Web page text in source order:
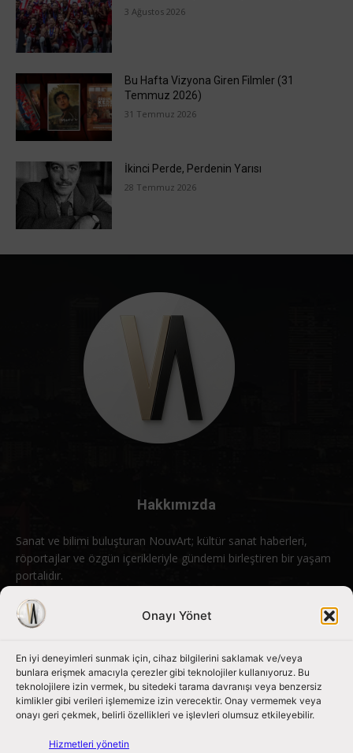
Onayı Yönet
En iyi deneyimleri sunmak için, cihaz bilgilerini saklamak ve/veya
bunlara erişmek amacıyla çerezler gibi teknolojiler kullanıyoruz. Bu
teknolojilere izin vermek, bu sitedeki tarama davranışı veya benzersiz
kimlikler gibi verileri işlememize izin verecektir. Onay vermemek veya
onayı geri çekmek, belirli özellikleri ve işlevleri olumsuz etkileyebilir.
Hizmetleri yönetin
3 Ağustos 2026
Bu Hafta Vizyona Giren Filmler (31
Temmuz 2026)
31 Temmuz 2026
İkinci Perde, Perdenin Yarısı
28 Temmuz 2026
Hakkımızda
Sanat ve bilimi buluşturan NouvArt; kültür sanat haberleri,
röportajlar ve özgün içerikleriyle gündemi birleştiren bir yaşam
portalıdır.
Bizimle iletişime geçin: info@nouvart.net
Bizi Takip Edin